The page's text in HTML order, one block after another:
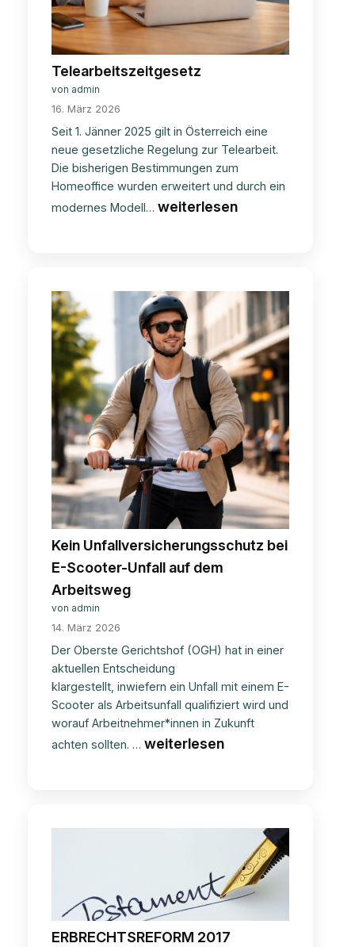
Telearbeitszeitgesetz
von admin
16. März 2026
Seit 1. Jänner 2025 gilt in Österreich eine
neue gesetzliche Regelung zur Telearbeit.
Die bisherigen Bestimmungen zum
Homeoffice wurden erweitert und durch ein
modernes Modell… Telearbeitszeitgesetz
weiterlesen
Kein Unfallversicherungsschutz bei
E-Scooter-Unfall auf dem
Arbeitsweg
von admin
14. März 2026
Der Oberste Gerichtshof (OGH) hat in einer
aktuellen Entscheidung
klargestellt, inwiefern ein Unfall mit einem E-
Scooter als Arbeitsunfall qualifiziert wird und
worauf Arbeitnehmer*innen in Zukunft
achten sollten. … Kein
Scooter-
dem
Arbeitsweg
weiterlesen
ERBRECHTSREFORM 2017